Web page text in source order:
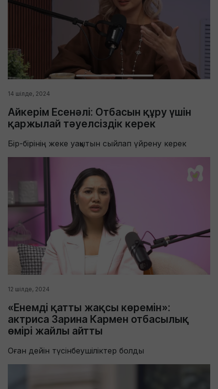
14 шілде, 2024
Айкерім Есенәлі: Отбасын құру үшін
қаржылай тәуелсіздік керек
Бір-бірінің жеке уақытын сыйлап үйрену керек
12 шілде, 2024
«Енемді қатты жақсы көремін»:
актриса Зарина Кармен отбасылық
өмірі жайлы айтты
Оған дейін түсінбеушіліктер болды